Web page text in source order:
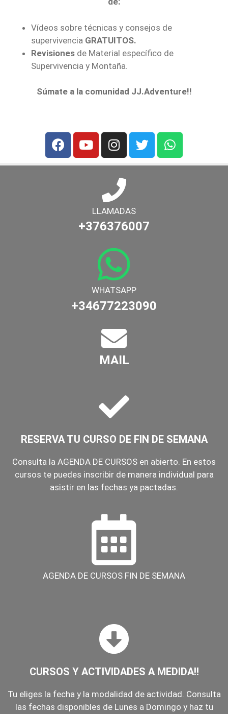
Vídeos sobre técnicas y consejos de
supervivencia GRATUITOS.
Revisiones de Material específico de
Supervivencia y Montaña.
Súmate a la comunidad JJ.Adventure!!
LLAMADAS
+376376007
WHATSAPP
+34677223090
MAIL
RESERVA TU CURSO DE FIN DE SEMANA
Consulta la AGENDA DE CURSOS en abierto. En estos
cursos te puedes inscribir de manera individual para
asistir en las fechas ya pactadas.
AGENDA DE CURSOS FIN DE SEMANA
CURSOS Y ACTIVIDADES A MEDIDA!!
Tu eliges la fecha y la modalidad de actividad. Consulta
las fechas disponibles de Lunes a Domingo y haz tu